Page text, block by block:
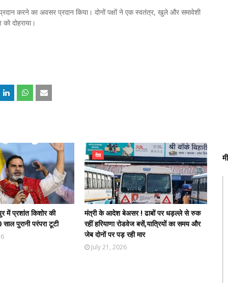
करने का अवसर प्रदान किया। दोनों पक्षों ने एक स्वतंत्र, खुले और समावेशी
दोहराया।
में प्रशांत किशोर की
पुरानी परंपरा टूटी
देश
मंत्री के आदेश बेअसर ! ढाबों पर धड़ल्ले से रुक
रहीं हरियाणा रोडवेज बसें,यात्रियों का समय और
जेब दोनों पर पड़ रही मार
July 21, 2026